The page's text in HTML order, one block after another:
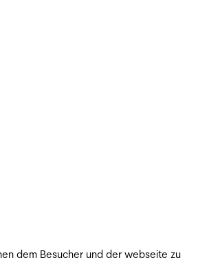
dem Besucher und der webseite zu